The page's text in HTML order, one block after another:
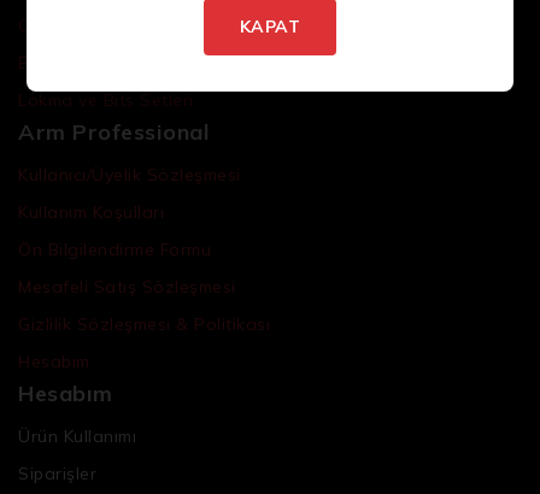
Cırcır Kolları
Batarya ve Adaptörler
Lokma ve Bits Setleri
Arm Professional
Kullanıcı/Üyelik Sözleşmesi
Kullanım Koşulları
Ön Bilgilendirme Formu
Mesafeli Satış Sözleşmesi
Gizlilik Sözleşmesi & Politikası
Hesabım
Hesabım
Ürün Kullanımı
Siparişler
KAPAT